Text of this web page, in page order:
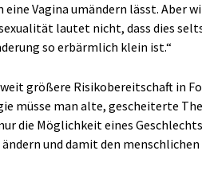
eine Vagina umändern lässt. Aber
lautet nicht, dass dies
so erbärmlich klein ist.“
größere Risikobereitschaft in
müsse man alte, gescheiterte
die Möglichkeit eines
und damit den